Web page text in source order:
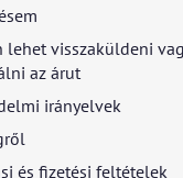
lehet visszaküldeni
az árut
irányelvek
és fizetési feltételek